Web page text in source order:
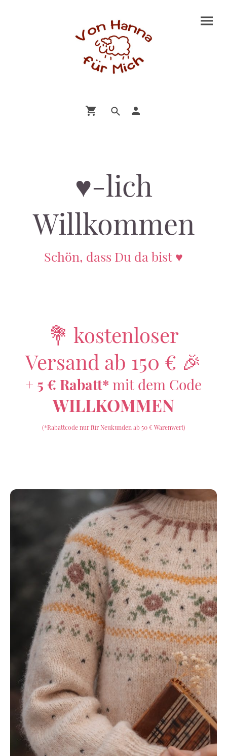
♥️-lich
Willkommen
Schön, dass Du da bist ♥️
💐 kostenloser
Versand ab 150 € 🎉
+ 5 € Rabatt* mit dem Code
WILLKOMMEN
(*Rabattcode nur für Neukunden ab 50 € Warenwert)